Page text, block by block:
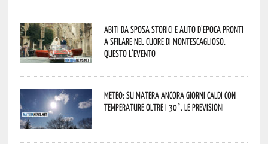
Abiti da sposa storici e auto d’epoca pronti
a sfilare nel cuore di Montescaglioso.
Questo l’evento
Meteo: su Matera ancora giorni caldi con
temperature oltre i 30°. Le previsioni